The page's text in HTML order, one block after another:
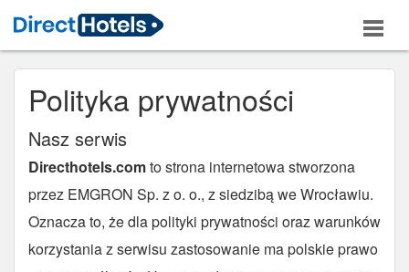
Polityka prywatności
Nasz serwis
Directhotels.comto strona internetowa stworzona
przez EMGRON Sp. z o. o., z siedzibą we Wrocławiu.
Oznacza to, że dla polityki prywatności oraz warunków
korzystania z serwisu zastosowanie ma polskie prawo